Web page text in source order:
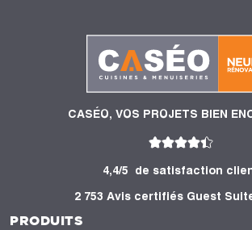
CASÉO, VOS PROJETS BIEN
4,4/5
de satisfaction
2 753 Avis certifiés Guest
PRODUITS